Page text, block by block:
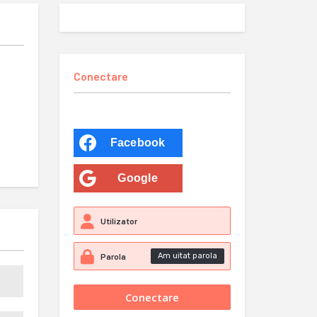
Conectare
Facebook
Google
Am uitat parola